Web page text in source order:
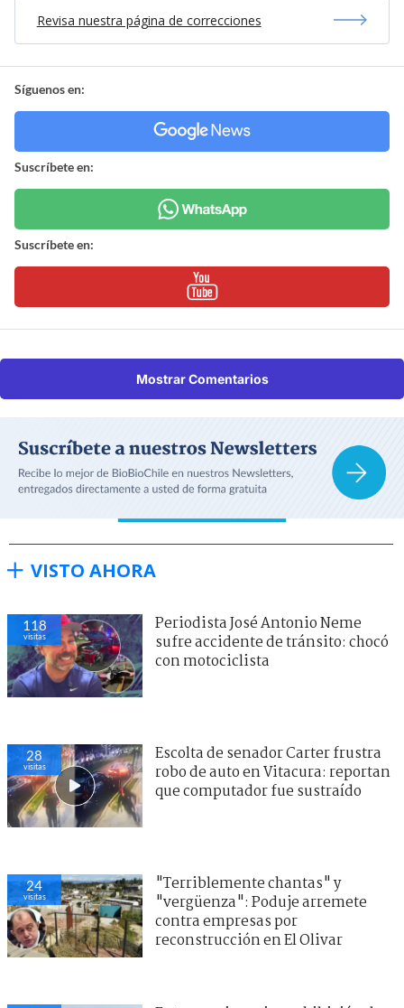
Revisa nuestra página de correcciones
Síguenos en:
Suscríbete en:
Suscríbete en:
Mostrar Comentarios
VISTO AHORA
118
visitas
Periodista José Antonio Neme
sufre accidente de tránsito: chocó
con motociclista
28
visitas
Escolta de senador Carter frustra
robo de auto en Vitacura: reportan
que computador fue sustraído
24
visitas
"Terriblemente chantas" y
"vergüenza": Poduje arremete
contra empresas por
reconstrucción en El Olivar